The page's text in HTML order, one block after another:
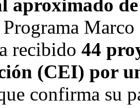
aproximado
recibido 44
(CEI) por
confirma su